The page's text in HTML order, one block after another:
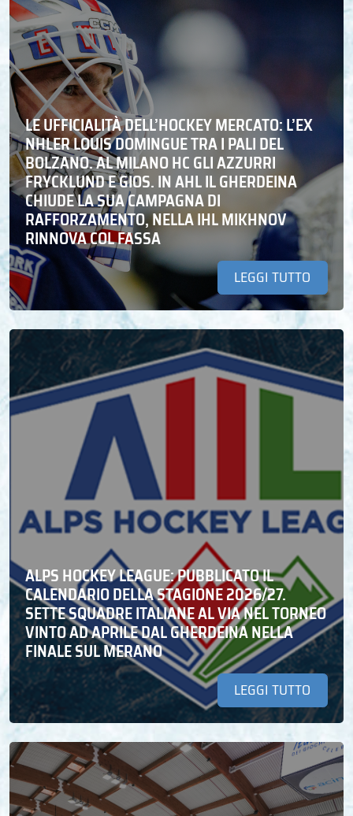
LE UFFICIALITÀ DELL’HOCKEY MERCATO: L’EX
NHLER LOUIS DOMINGUE TRA I PALI DEL
BOLZANO. AL MILANO HC GLI AZZURRI
FRYCKLUND E GIOS. IN AHL IL GHERDEINA
CHIUDE LA SUA CAMPAGNA DI
RAFFORZAMENTO, NELLA IHL MIKHNOV
RINNOVA COL FASSA
LEGGI TUTTO
ALPS HOCKEY LEAGUE: PUBBLICATO IL
CALENDARIO DELLA STAGIONE 2026/27.
SETTE SQUADRE ITALIANE AL VIA NEL TORNEO
VINTO AD APRILE DAL GHERDEINA NELLA
FINALE SUL MERANO
LEGGI TUTTO